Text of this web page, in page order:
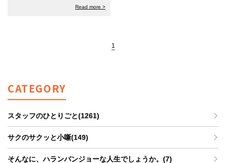
Read more >
CATEGORY
スタッフのひとりごと(1261)
サクのサクッと小噺(149)
そんなに、ハランバンジョーな人生でしょうか。(7)
1